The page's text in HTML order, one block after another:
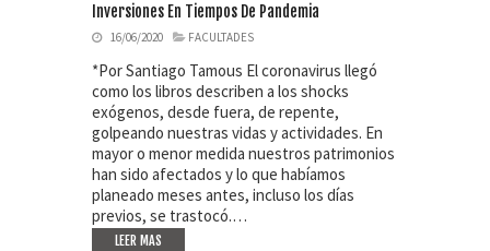
Inversiones En Tiempos De Pandemia
16/06/2020 FACULTADES
*Por Santiago Tamous El coronavirus llegó
como los libros describen a los shocks
exógenos, desde fuera, de repente,
golpeando nuestras vidas y actividades. En
mayor o menor medida nuestros patrimonios
han sido afectados y lo que habíamos
planeado meses antes, incluso los días
previos, se trastocó.…
LEER MAS